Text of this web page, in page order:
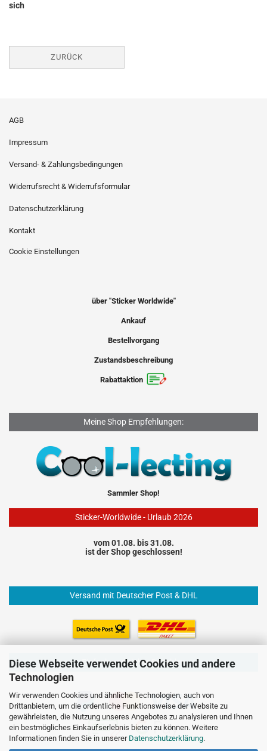
Diese Webseite verwendet Cookies und andere
Technologien
Wir verwenden Cookies und ähnliche Technologien, auch von
Drittanbietern, um die ordentliche Funktionsweise der Website zu
gewährleisten, die Nutzung unseres Angebotes zu analysieren und Ihnen
ein bestmögliches Einkaufserlebnis bieten zu können. Weitere
Informationen finden Sie in unserer Datenschutzerklärung.
sich
ZURÜCK
AGB
Impressum
Versand- & Zahlungsbedingungen
Widerrufsrecht & Widerrufsformular
Datenschutzerklärung
Kontakt
Cookie Einstellungen
über "Sticker Worldwide"
Ankauf
Bestellvorgang
Zustandsbeschreibung
Rabattaktion
Meine Shop Empfehlungen:
Sammler Shop!
Sticker-Worldwide - Urlaub 2026
vom 01.08. bis 31.08.
ist der Shop geschlossen!
Versand mit Deutscher Post & DHL
Einfach und sicher Bezahlen